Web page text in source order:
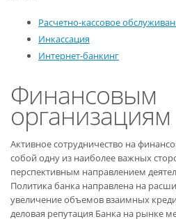
Расчетно-кассовое
Инкассация
Интернет-банкинг
Финансовым
организациям
Активное сотрудничество на
собой одну из наиболее важных
перспективным направлением
Политика банка направлена на
увеличение объемов взаимных
деловая репутация Банка на рынке